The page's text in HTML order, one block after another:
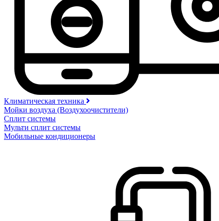
Климатическая техника
Мойки воздуха (Воздухоочистители)
Сплит системы
Мульти сплит системы
Мобильные кондиционеры